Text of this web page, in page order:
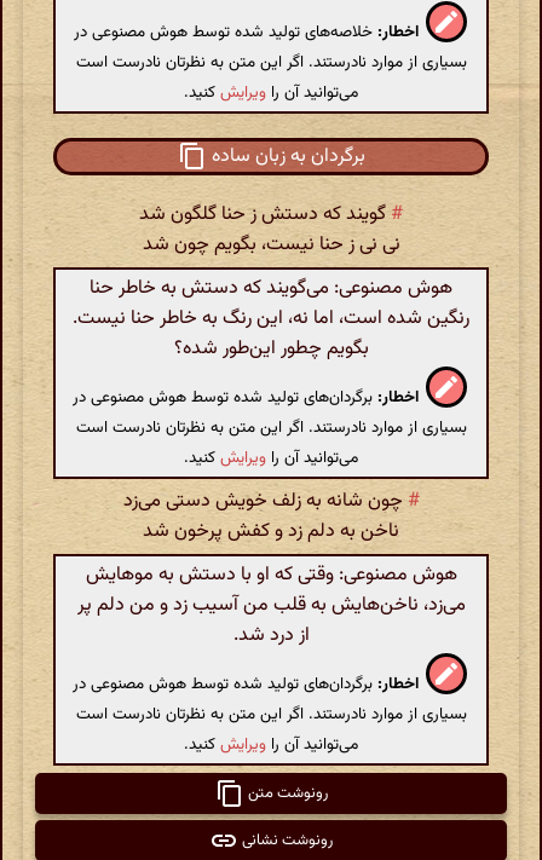
اخطار: خلاصه‌های تولید شده توسط هوش مصنوعی در
بسیاری از موارد نادرستند. اگر این متن به نظرتان نادرست است
می‌توانید آن را ویرایشکنید.
برگردان به زبان ساده
# گویند که دستش ز حنا گلگون شد
نی نی ز حنا نیست، بگویم چون شد
هوش مصنوعی: می‌گویند که دستش به خاطر حنا
رنگین شده است، اما نه، این رنگ به خاطر حنا نیست.
بگویم چطور این‌طور شده؟
اخطار: برگردان‌های تولید شده توسط هوش مصنوعی در
بسیاری از موارد نادرستند. اگر این متن به نظرتان نادرست است
می‌توانید آن را ویرایشکنید.
# چون شانه به زلف خویش دستی می‌زد
ناخن به دلم زد و کفش پرخون شد
هوش مصنوعی: وقتی که او با دستش به موهایش
می‌زد، ناخن‌هایش به قلب من آسیب زد و من دلم پر
از درد شد.
اخطار: برگردان‌های تولید شده توسط هوش مصنوعی در
بسیاری از موارد نادرستند. اگر این متن به نظرتان نادرست است
می‌توانید آن را ویرایشکنید.
رونوشت متن
رونوشت نشانی